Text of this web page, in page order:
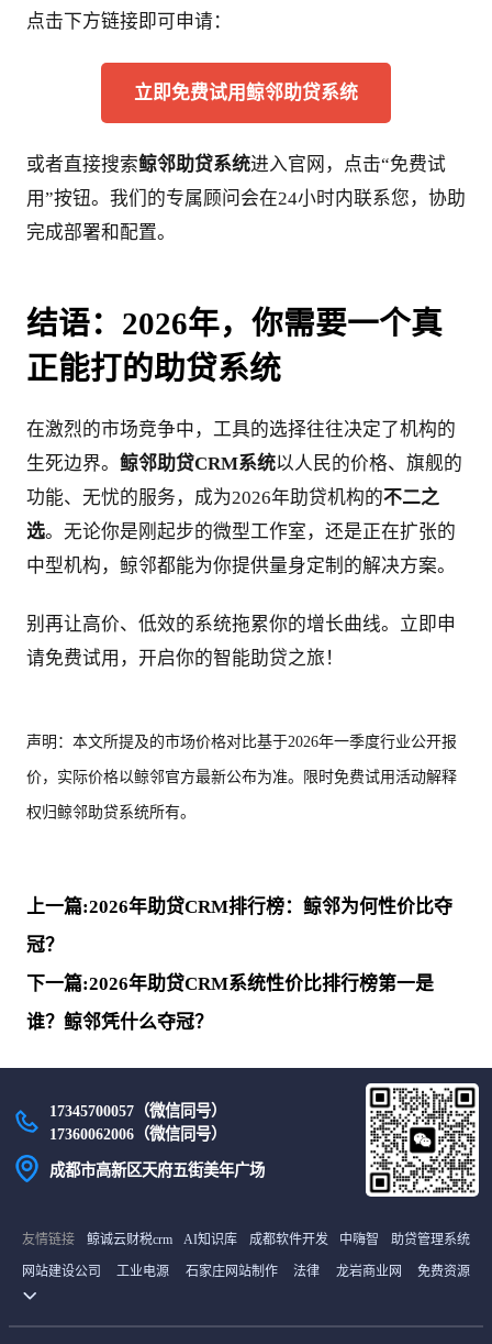
点击下方链接即可申请：
立即免费试用鲸邻助贷系统
或者直接搜索鲸邻助贷系统进入官网，点击“免费试
用”按钮。我们的专属顾问会在24小时内联系您，协助
完成部署和配置。
结语：2026年，你需要一个真
正能打的助贷系统
在激烈的市场竞争中，工具的选择往往决定了机构的
生死边界。 鲸邻助贷CRM系统以人民的价格、旗舰的
功能、无忧的服务，成为2026年助贷机构的不二之
选。无论你是刚起步的微型工作室，还是正在扩张的
中型机构，鲸邻都能为你提供量身定制的解决方案。
别再让高价、低效的系统拖累你的增长曲线。立即申
请免费试用，开启你的智能助贷之旅！
声明：本文所提及的市场价格对比基于2026年一季度行业公开报
价，实际价格以鲸邻官方最新公布为准。限时免费试用活动解释
权归鲸邻助贷系统所有。
上一篇:2026年助贷CRM排行榜：鲸邻为何性价比夺
冠？
下一篇:2026年助贷CRM系统性价比排行榜第一是
谁？鲸邻凭什么夺冠？
17345700057（微信同号）
17360062006（微信同号）
成都市高新区天府五街美年广场
友情链接 鲸诚云财税crm AI知识库 成都软件开发 中嗨智 助贷管理系统
网站建设公司 工业电源 石家庄网站制作 法律 龙岩商业网 免费资源
货源网